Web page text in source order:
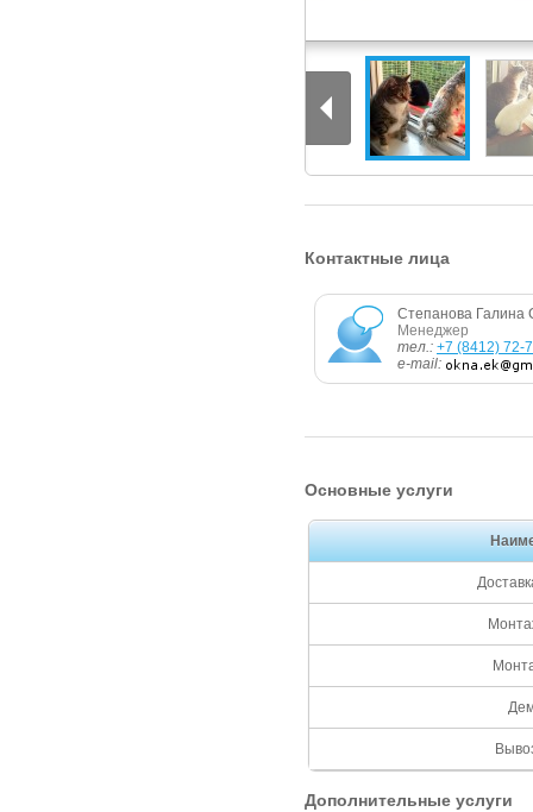
Контактные лица
Степанова Галина
Менеджер
тел.: +7 (8412) 72-
e-mail:
Основные услуги
Дополнительные услуги